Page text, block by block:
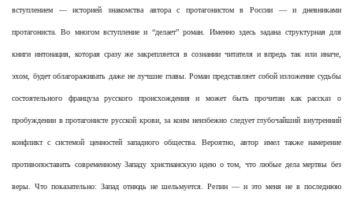
вступлением — историей знакомства автора с протагонистом в России — и дневниками
протагониста. Во многом вступление и “делает” роман. Именно здесь задана структурная для
книги интонация, которая сразу же закрепляется в сознании читателя и впредь так или иначе,
эхом, будет облагораживать даже не лучшие главы. Роман представляет собой изложение судьбы
состоятельного француза русского происхождения и может быть прочитан как рассказ о
пробуждении в протагонисте русской крови, за коим неизбежно следует глубочайший внутренний
конфликт с системой ценностей западного общества. Вероятно, автор имел также намерение
противопоставить современному Западу христианскую идею о том, что любые дела мертвы без
веры. Что показательно: Запад отнюдь не шельмуется. Репин — и это меня не в последнюю